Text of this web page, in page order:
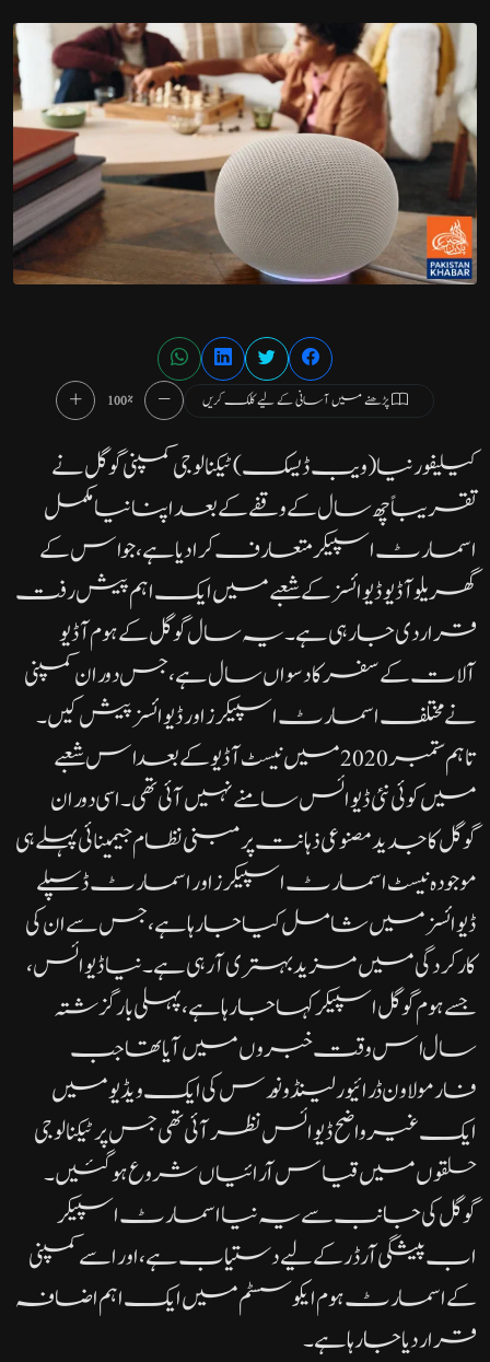
پڑھنے میں آسانی کے لیے کلک کریں 100%
کیلیفورنیا( ویب ڈیسک)ٹیکنالوجی کمپنی گوگل نے
تقریباً چھ سال کے وقفے کے بعد اپنا نیا مکمل
اسمارٹ اسپیکر متعارف کرا دیا ہے، جو اس کے
گھریلو آڈیو ڈیوائسز کے شعبے میں ایک اہم پیش رفت
قرار دی جا رہی ہے۔یہ سال گوگل کے ہوم آڈیو
آلات کے سفر کا دسواں سال ہے، جس دوران کمپنی
نے مختلف اسمارٹ اسپیکرز اور ڈیوائسز پیش کیں۔
تاہم ستمبر 2020 میں نیسٹ آڈیو کے بعد اس شعبے
میں کوئی نئی ڈیوائس سامنے نہیں آئی تھی۔اسی دوران
گوگل کا جدید مصنوعی ذہانت پر مبنی نظام جیمینائی پہلے ہی
موجودہ نیسٹ اسمارٹ اسپیکرز اور اسمارٹ ڈسپلے
ڈیوائسز میں شامل کیا جا رہا ہے، جس سے ان کی
کارکردگی میں مزید بہتری آ رہی ہے۔نیا ڈیوائس،
جسے ہوم گوگل اسپیکر کہا جا رہا ہے، پہلی بار گزشتہ
سال اس وقت خبروں میں آیا تھا جب
فارمولا ون ڈرائیور لینڈو نورس کی ایک ویڈیو میں
ایک غیر واضح ڈیوائس نظر آئی تھی جس پر ٹیکنالوجی
حلقوں میں قیاس آرائیاں شروع ہو گئیں۔
گوگل کی جانب سے یہ نیا اسمارٹ اسپیکر
اب پیشگی آرڈر کے لیے دستیاب ہے، اور اسے کمپنی
کے اسمارٹ ہوم ایکو سسٹم میں ایک اہم اضافہ
قرار دیا جا رہا ہے۔